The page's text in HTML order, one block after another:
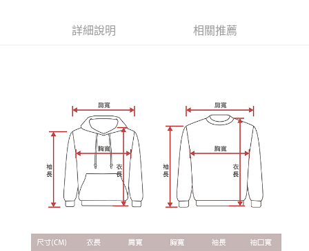
2.基於同意付款使用「大哥付你分期」之契約關係目的，商店將以您的個人
資料（包含姓名、電話或地址）提供予台灣大哥大進項蒐集、處理及利用，
※ 交易是否成功請以「AFTEE先享後付 」之結帳頁面顯示為準，若有關於
易，需依本服務之必要範圍內提供個人資料，並將交易相關給付款項請求債
權轉讓予恩沛科技股份有限公司。
２．關於個人資料處理事宜，請瀏覽以下網址：
https://aftee.tw/terms/#terms3
３．未成年的使用者請事先徵得法定代理人或監護人之同意方可使用
「AFTEE先享後付」，若未經同意申辦者引起之損失，本公司不負相關責
４．使用「AFTEE先享後付」時，將依據個別帳號之用戶狀況，依本公司即
時審查核予不同之上限額度；若仍有額度不足之情形，本公司將視審查結果
恩沛科技股份有限公司將有權停止該用戶之使用額度並採取法律行動。
付款後7-11取貨詳細說明 相關推薦